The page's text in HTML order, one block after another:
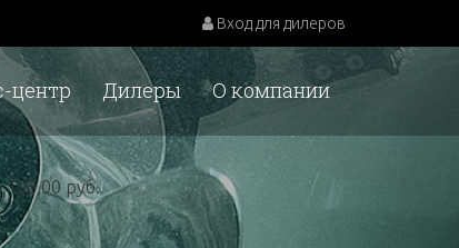
Вход для дилеров
О компании
Дилеры
центр
100,00 руб.